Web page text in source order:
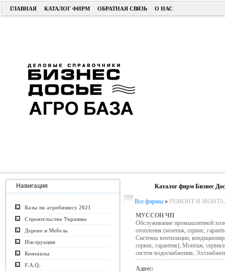
ГЛАВНАЯ КАТАЛОГ ФИРМ ОБРАТНАЯ СВЯЗЬ О НАС
Навигация
Базы по агробизнесу 2021
Строительство Украины
Дерево и Мебель
Инструкция
Контакты
F.A.Q.
Каталог фирм Бизнес
Все фирмы » РЕМОНТ И
МУССОН ЧП
Обслуживание промышленной
отопления (монтаж, сервис,
Системы вентиляции,
сервис, гарантия); Монтаж,
систем водоснабжения; Эл/
Адрес: